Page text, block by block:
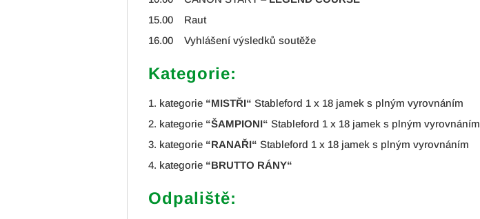
15.00 Raut
16.00 Vyhlášení výsledků soutěže
Kategorie:
1. kategorie “MISTŘI“Stableford 1 x 18 jamek s plným vyrovnáním
2. kategorie “ŠAMPIONI“Stableford 1 x 18 jamek s plným vyrovnáním
3. kategorie “RANAŘI“Stableford 1 x 18 jamek s plným vyrovnáním
4. kategorie “BRUTTO RÁNY“
Odpaliště: